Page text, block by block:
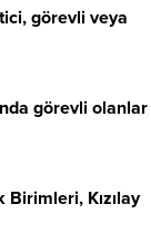
görevli veya
görevli olanlar
Kızılay